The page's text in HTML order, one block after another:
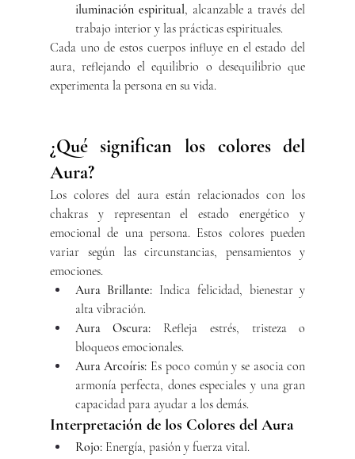
iluminación espiritual, alcanzable a través del
trabajo interior y las prácticas espirituales.
Cada uno de estos cuerpos influye en el estado del
aura, reflejando el equilibrio o desequilibrio que
experimenta la persona en su vida.
¿Qué significan los colores del
Aura?
Los colores del aura están relacionados con los
chakras y representan el estado energético y
emocional de una persona. Estos colores pueden
variar según las circunstancias, pensamientos y
emociones.
Aura Brillante: Indica felicidad, bienestar y
alta vibración.
Aura Oscura: Refleja estrés, tristeza o
bloqueos emocionales.
Aura Arcoíris: Es poco común y se asocia con
armonía perfecta, dones especiales y una gran
capacidad para ayudar a los demás.
Interpretación de los Colores del Aura
Rojo: Energía, pasión y fuerza vital.